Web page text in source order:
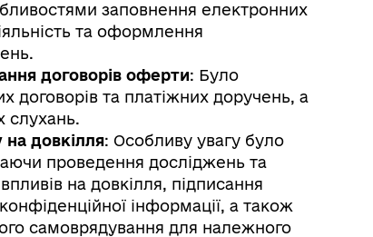
заповнення електронних
та оформлення
договорів оферти: Було
договорів та платіжних доручень, а
слухань.
довкілля: Особливу увагу було
проведення досліджень та
на довкілля, підписання
інформації, а також
самоврядування для належного